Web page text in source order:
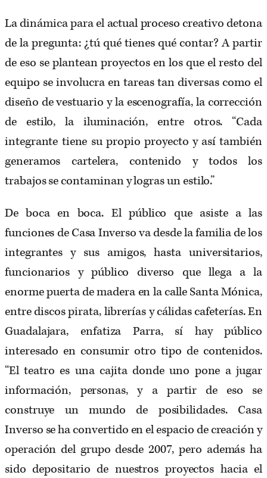
La dinámica para el actual proceso creativo detona
de la pregunta: ¿tú qué tienes qué contar? A partir
de eso se plantean proyectos en los que el resto del
equipo se involucra en tareas tan diversas como el
diseño de vestuario y la escenografía, la corrección
de estilo, la iluminación, entre otros. “Cada
integrante tiene su propio proyecto y así también
generamos cartelera, contenido y todos los
trabajos se contaminan y logras un estilo.”
De boca en boca. El público que asiste a las
funciones de Casa Inverso va desde la familia de los
integrantes y sus amigos, hasta universitarios,
funcionarios y público diverso que llega a la
enorme puerta de madera en la calle Santa Mónica,
entre discos pirata, librerías y cálidas cafeterías. En
Guadalajara, enfatiza Parra, sí hay público
interesado en consumir otro tipo de contenidos.
“El teatro es una cajita donde uno pone a jugar
información, personas, y a partir de eso se
construye un mundo de posibilidades. Casa
Inverso se ha convertido en el espacio de creación y
operación del grupo desde 2007, pero además ha
sido depositario de nuestros proyectos hacia el